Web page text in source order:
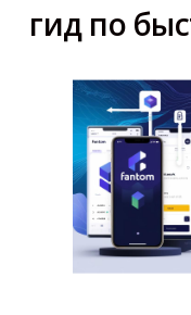
гид по